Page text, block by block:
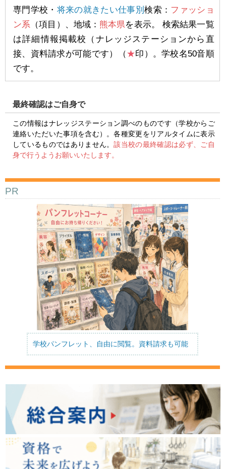
専門学校・ 将来の就きたい仕事別検索： ファッショ
ン系 （項目）、地域： 熊本県を表示。 検索結果一覧
は詳細情報掲載校（ナレッジステーションから直
接、資料請求が可能です）（★印）。学校名50音順
です。
最終確認はご自身で
この情報はナレッジステーション調べのものです（学校からご
連絡いただいた事項を含む）。各種変更をリアルタイムに表示
しているものではありません。該当校の最終確認は必ず、ご自
身で行うようお願いいたします。
PR
学校パンフレット、自由に閲覧。資料請求も可能